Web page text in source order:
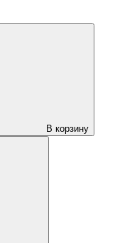
В корзину